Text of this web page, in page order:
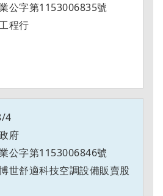
公字第1153006835號
程行
4
府
公字第1153006846號
世舒適科技空調設備販賣股